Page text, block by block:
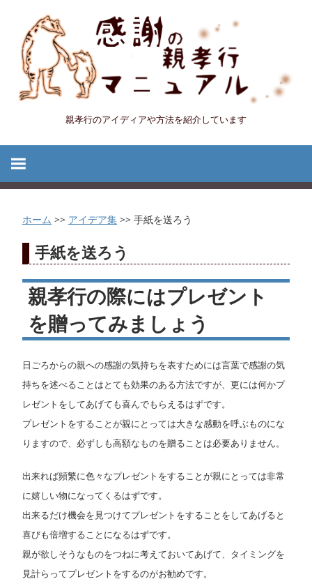
キ
プ
感
親
孝
行
マ
ニ
ュ
ア
ル
親孝行のアイディアや方法を紹介しています
ホーム >> アイデア集 >> 手紙を送ろう
手紙を送ろう
親孝行の際にはプレゼント
を贈ってみましょう
日ごろからの親への感謝の気持ちを表すためには言葉で感謝の気
持ちを述べることはとても効果のある方法ですが、更には何かプ
レゼントをしてあげても喜んでもらえるはずです。
プレゼントをすることが親にとっては大きな感動を呼ぶものにな
りますので、必ずしも高額なものを贈ることは必要ありません。
出来れば頻繁に色々なプレゼントをすることが親にとっては非常
に嬉しい物になってくるはずです。
出来るだけ機会を見つけてプレゼントをすることをしてあげると
喜びも倍増することになるはずです。
親が欲しそうなものをつねに考えておいてあげて、タイミングを
見計らってプレゼントをするのがお勧めです。